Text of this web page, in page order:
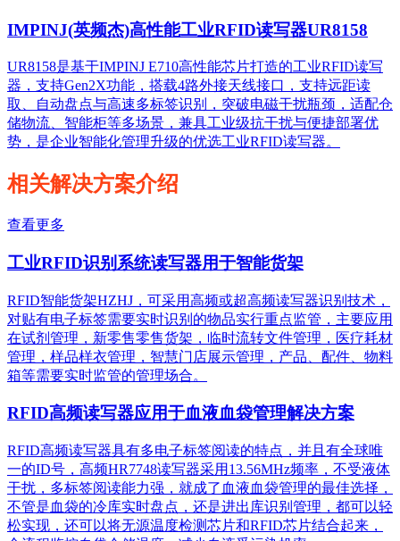
IMPINJ(英频杰)高性能工业RFID读写器UR8158
UR8158是基于IMPINJ E710高性能芯片打造的工业RFID读写
器，支持Gen2X功能，搭载4路外接天线接口，支持远距读
取、自动盘点与高速多标签识别，突破电磁干扰瓶颈，适配仓
储物流、智能柜等多场景，兼具工业级抗干扰与便捷部署优
势，是企业智能化管理升级的优选工业RFID读写器。
相关解决方案介绍
查看更多
工业RFID识别系统读写器用于智能货架
RFID智能货架HZHJ，可采用高频或超高频读写器识别技术，
对贴有电子标签需要实时识别的物品实行重点监管，主要应用
在试剂管理，新零售零售货架，临时流转文件管理，医疗耗材
管理，样品样衣管理，智慧门店展示管理，产品、配件、物料
箱等需要实时监管的管理场合。
RFID高频读写器应用于血液血袋管理解决方案
RFID高频读写器具有多电子标签阅读的特点，并且有全球唯
一的ID号，高频HR7748读写器采用13.56MHz频率，不受液体
干扰，多标签阅读能力强，就成了血液血袋管理的最佳选择，
不管是血袋的冷库实时盘点，还是进出库识别管理，都可以轻
松实现，还可以将无源温度检测芯片和RFID芯片结合起来，